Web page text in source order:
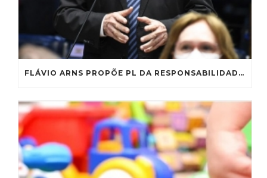
FLÁVIO ARNS PROPÕE PL DA RESPONSABILIDADE EDUCACIONAL